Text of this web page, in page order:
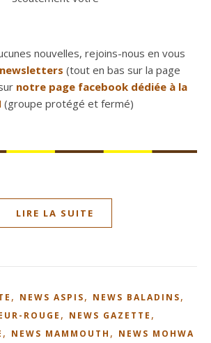
nouvelles, rejoins-nous en vous
(tout en bas sur la page
notre page facebook dédiée à la
(groupe protégé et fermé)
LIRE LA SUITE
, NEWS ASPIS, NEWS BALADINS,
ROUGE , NEWS GAZETTE ,
, NEWS MAMMOUTH , NEWS MOHWA